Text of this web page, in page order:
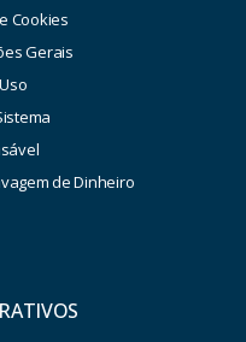
Cookies
Gerais
de Dinheiro